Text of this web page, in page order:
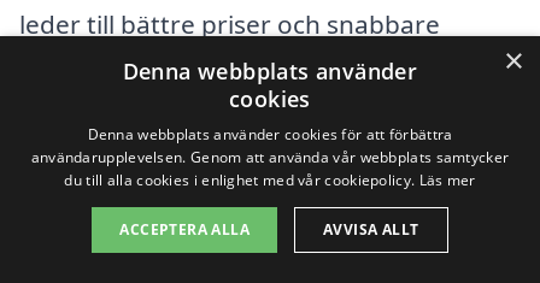
leder till bättre priser och snabbare
tjänster. Här är några omkringliggande
städer där du också kan leta efter
kvalificerade fönsterputsare:
Höganäs
×
Denna webbplats använder
cookies
Denna webbplats använder cookies för att förbättra
användarupplevelsen. Genom att använda vår webbplats samtycker
du till alla cookies i enlighet med vår cookiepolicy. Läs mer
ACCEPTERA ALLA AVVISA ALLT